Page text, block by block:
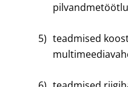
5) teadmised